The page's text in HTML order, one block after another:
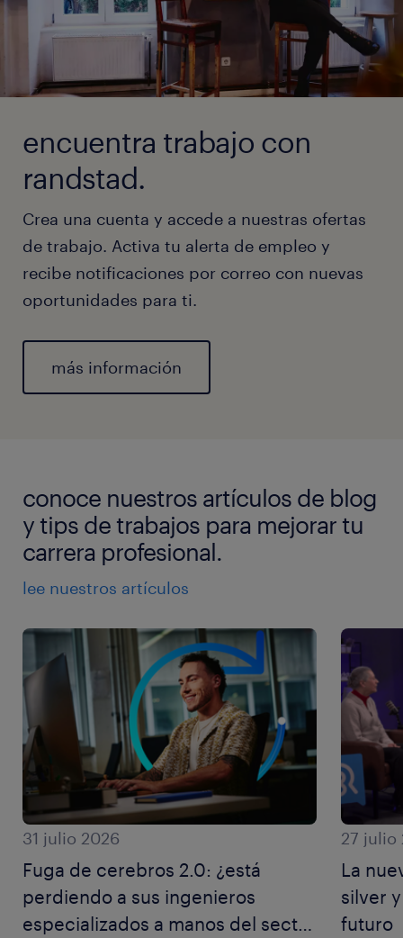
encuentra trabajo con
randstad.
Crea una cuenta y accede a nuestras ofertas
de trabajo. Activa tu alerta de empleo y
recibe notificaciones por correo con nuevas
oportunidades para ti.
más información
conoce nuestros artículos de blog
y tips de trabajos para mejorar tu
carrera profesional.
lee nuestros artículos
31 julio 2026
Fuga de cerebros 2.0: ¿está
perdiendo a sus ingenieros
especializados a manos del sector
27 julio
La
silver
futuro